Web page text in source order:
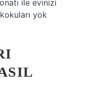
ile evinizi
yok